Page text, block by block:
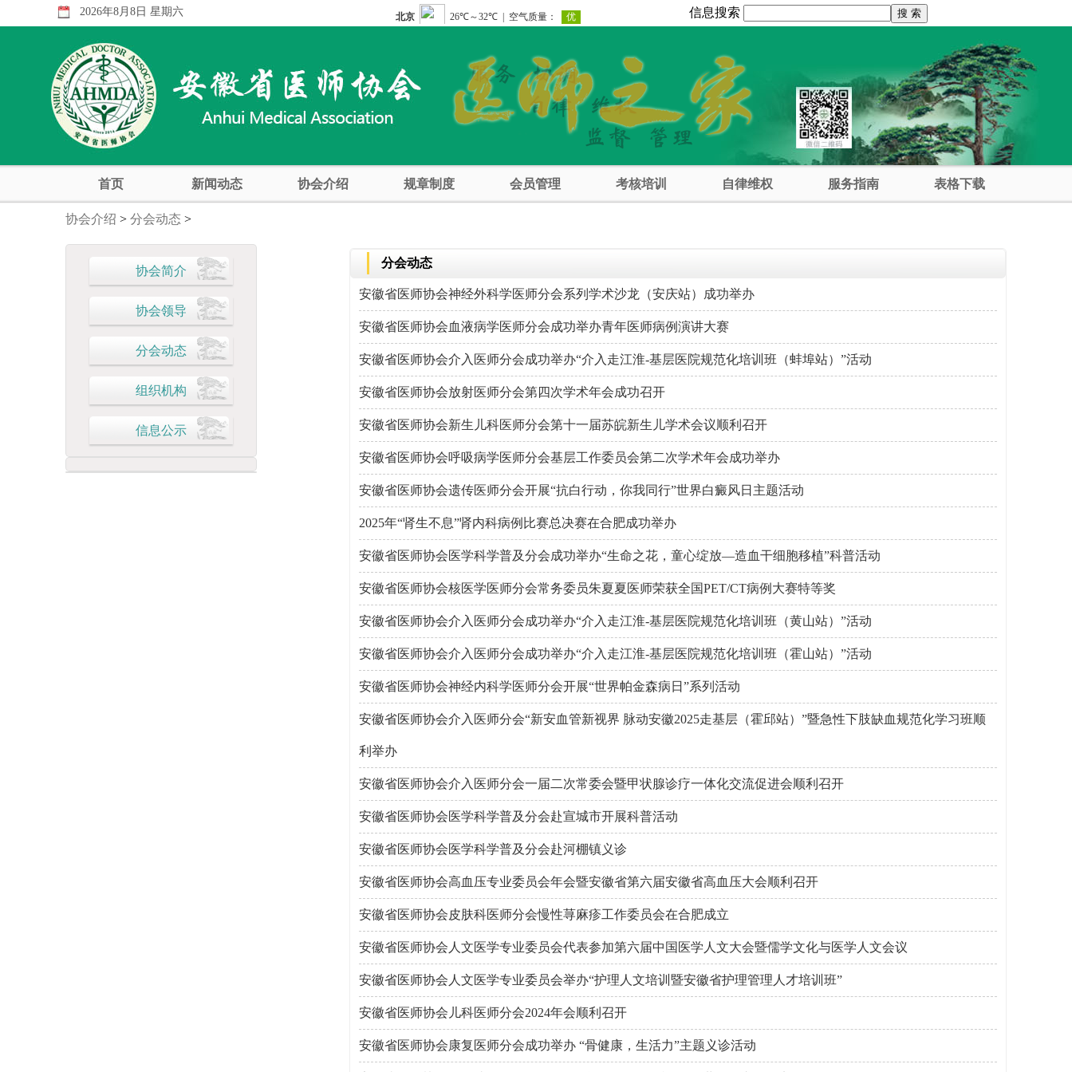
2026年8月8日 星期六 信息搜索
首页 新闻动态 协会介绍 规章制度 会员管理 考核培训 自律维权 服务指南 表格下载
协会介绍 > 分会动态 >
协会简介
协会领导
分会动态
组织机构
信息公示
分会动态
安徽省医师协会神经外科学医师分会系列学术沙龙（安庆站）成功举办
安徽省医师协会血液病学医师分会成功举办青年医师病例演讲大赛
安徽省医师协会介入医师分会成功举办“介入走江淮-基层医院规范化培训班（蚌埠站）”活动
安徽省医师协会放射医师分会第四次学术年会成功召开
安徽省医师协会新生儿科医师分会第十一届苏皖新生儿学术会议顺利召开
安徽省医师协会呼吸病学医师分会基层工作委员会第二次学术年会成功举办
安徽省医师协会遗传医师分会开展“抗白行动，你我同行”世界白癜风日主题活动
2025年“肾生不息”肾内科病例比赛总决赛在合肥成功举办
安徽省医师协会医学科学普及分会成功举办“生命之花，童心绽放—造血干细胞移植”科普活动
安徽省医师协会核医学医师分会常务委员朱夏夏医师荣获全国PET/CT病例大赛特等奖
安徽省医师协会介入医师分会成功举办“介入走江淮-基层医院规范化培训班（黄山站）”活动
安徽省医师协会介入医师分会成功举办“介入走江淮-基层医院规范化培训班（霍山站）”活动
安徽省医师协会神经内科学医师分会开展“世界帕金森病日”系列活动
安徽省医师协会介入医师分会“新安血管新视界 脉动安徽2025走基层（霍邱站）”暨急性下肢缺血规范化学习班顺
利举办
安徽省医师协会介入医师分会一届二次常委会暨甲状腺诊疗一体化交流促进会顺利召开
安徽省医师协会医学科学普及分会赴宣城市开展科普活动
安徽省医师协会医学科学普及分会赴河棚镇义诊
安徽省医师协会高血压专业委员会年会暨安徽省第六届安徽省高血压大会顺利召开
安徽省医师协会皮肤科医师分会慢性荨麻疹工作委员会在合肥成立
安徽省医师协会人文医学专业委员会代表参加第六届中国医学人文大会暨儒学文化与医学人文会议
安徽省医师协会人文医学专业委员会举办“护理人文培训暨安徽省护理管理人才培训班”
安徽省医师协会儿科医师分会2024年会顺利召开
安徽省医师协会康复医师分会成功举办 “骨健康，生活力”主题义诊活动